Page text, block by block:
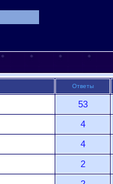
Ответы
53
4
4
2